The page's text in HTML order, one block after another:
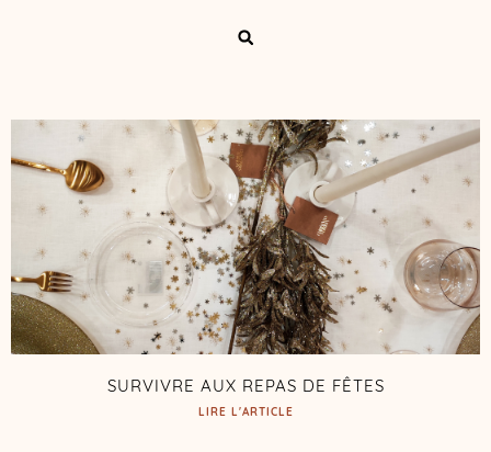
SURVIVRE AUX REPAS DE FÊTES
LIRE L'ARTICLE